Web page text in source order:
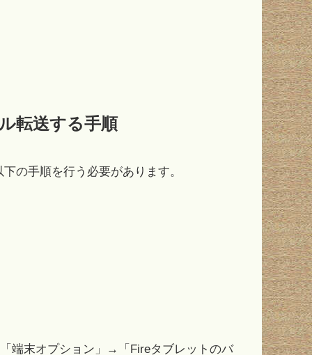
転送する手順
の手順を行う必要があります。
端末オプション」→「Fireタブレットのバ